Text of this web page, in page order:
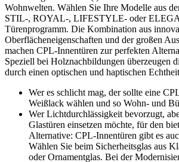
Wohnwelten. Wählen Sie Ihre Modelle aus
STIL-, ROYAL-, LIFESTYLE- oder
Türenprogramm. Die Kombination aus
Oberflächeneigenschaften und der großen
machen CPL-Innentüren zur perfekten
Speziell bei Holznachbildungen überzeugen
durch einen optischen und haptischen
Wer es schlicht mag, der sollte eine
Weißlack wählen und so Wohn- und
Wer Lichtdurchlässigkeit bevorzugt,
Glastüren einsetzen möchte, für den
Alternative: CPL-Innentüren gibt es
Wählen Sie beim Sicherheitsglas aus
oder Ornamentglas. Bei der